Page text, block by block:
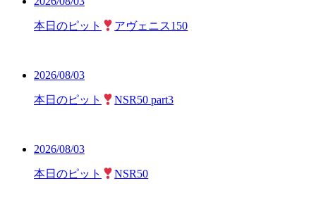
本日のピット アヴェニス150
2026/08/03
本日のピット NSR50 part3
2026/08/03
本日のピット NSR50